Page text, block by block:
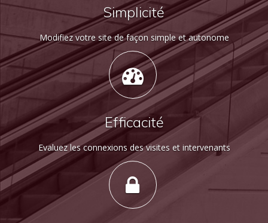
Simplicité
Modifiez votre site de façon simple et autonome
Efficacité
Evaluez les connexions des visites et intervenants